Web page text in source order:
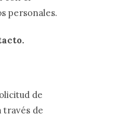
personales.
de
través de